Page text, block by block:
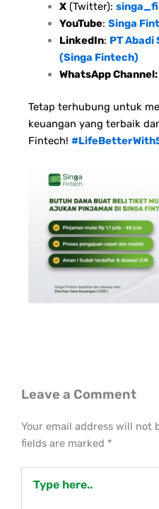
X(Twitter):
YouTube: Singa
LinkedIn: PT
(Singa Fintech)
WhatsApp Channel:
Tetap terhubung untuk
keuangan yang terbaik
Fintech!
Leave a Comment
Your email address will not
fields are marked *
here..